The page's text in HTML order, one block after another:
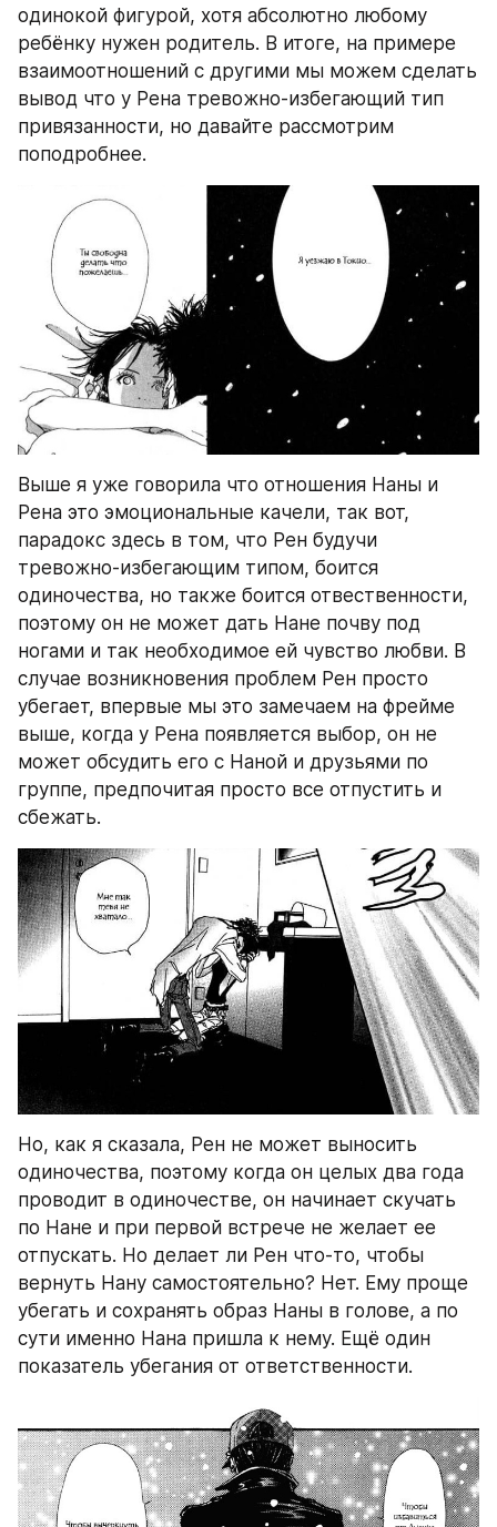
одинокой фигурой, хотя абсолютно любому
ребёнку нужен родитель. В итоге, на примере
взаимоотношений с другими мы можем сделать
вывод что у Рена тревожно-избегающий тип
привязанности, но давайте рассмотрим
поподробнее.
Выше я уже говорила что отношения Наны и
Рена это эмоциональные качели, так вот,
парадокс здесь в том, что Рен будучи
тревожно-избегающим типом, боится
одиночества, но также боится отвественности,
поэтому он не может дать Нане почву под
ногами и так необходимое ей чувство любви. В
случае возникновения проблем Рен просто
убегает, впервые мы это замечаем на фрейме
выше, когда у Рена появляется выбор, он не
может обсудить его с Наной и друзьями по
группе, предпочитая просто все отпустить и
сбежать.
Но, как я сказала, Рен не может выносить
одиночества, поэтому когда он целых два года
проводит в одиночестве, он начинает скучать
по Нане и при первой встрече не желает ее
отпускать. Но делает ли Рен что-то, чтобы
вернуть Нану самостоятельно? Нет. Ему проще
убегать и сохранять образ Наны в голове, а по
сути именно Нана пришла к нему. Ещё один
показатель убегания от ответственности.